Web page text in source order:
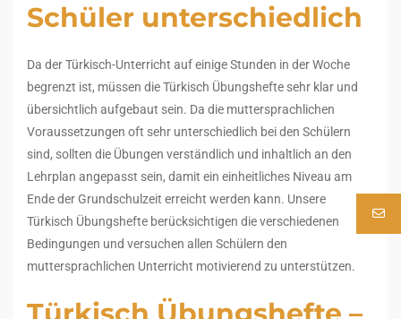
Schüler unterschiedlich
Da der Türkisch-Unterricht auf einige Stunden in der Woche
begrenzt ist, müssen die Türkisch Übungshefte sehr klar und
übersichtlich aufgebaut sein. Da die muttersprachlichen
Voraussetzungen oft sehr unterschiedlich bei den Schülern
sind, sollten die Übungen verständlich und inhaltlich an den
Lehrplan angepasst sein, damit ein einheitliches Niveau am
Ende der Grundschulzeit erreicht werden kann. Unsere
Türkisch Übungshefte berücksichtigen die verschiedenen
Bedingungen und versuchen allen Schülern den
muttersprachlichen Unterricht motivierend zu unterstützen.